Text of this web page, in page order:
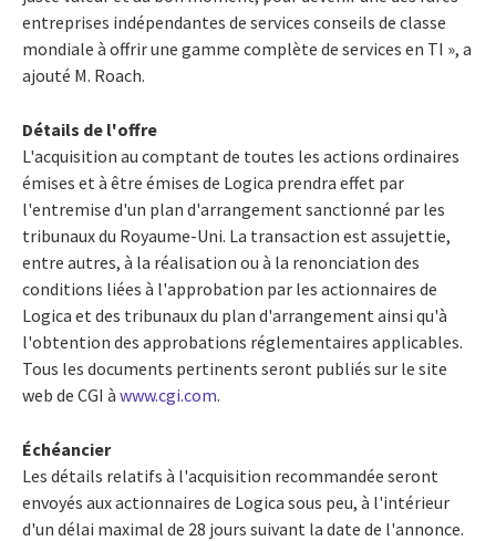
entreprises indépendantes de services conseils de classe
mondiale à offrir une gamme complète de services en TI », a
ajouté M. Roach.
Détails de l'offre
L'acquisition au comptant de toutes les actions ordinaires
émises et à être émises de Logica prendra effet par
l'entremise d'un plan d'arrangement sanctionné par les
tribunaux du Royaume-Uni. La transaction est assujettie,
entre autres, à la réalisation ou à la renonciation des
conditions liées à l'approbation par les actionnaires de
Logica et des tribunaux du plan d'arrangement ainsi qu'à
l'obtention des approbations réglementaires applicables.
Tous les documents pertinents seront publiés sur le site
web de CGI à www.cgi.com.
Échéancier
Les détails relatifs à l'acquisition recommandée seront
envoyés aux actionnaires de Logica sous peu, à l'intérieur
d'un délai maximal de 28 jours suivant la date de l'annonce.